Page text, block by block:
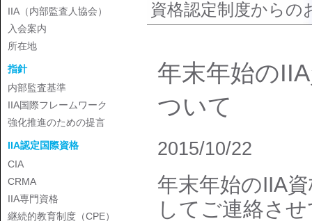
IIA（内部監査人協会）
入会案内
所在地
指針
内部監査基準
IIA国際フレームワーク
強化推進のための提言
IIA認定国際資格
CIA
CRMA
IIA専門資格
継続的教育制度（CPE）
資格認定制度からの
年末年始の
ついて
2015/10/22
年末年始のIIA
してご連絡さ